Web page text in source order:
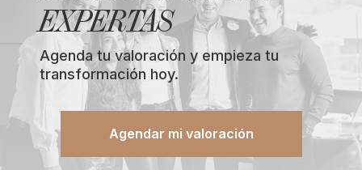
EXPERTAS
Agenda tu valoración y empieza tu
transformación hoy.
Agendar mi valoración